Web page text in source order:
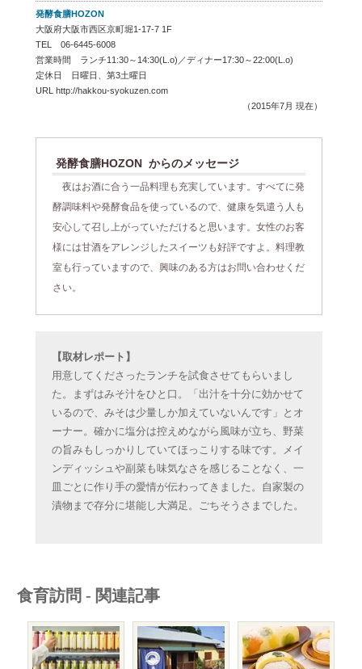
発酵食膳HOZON
大阪府大阪市西区京町堀1-17-7 1F
TEL 06-6445-6008
営業時間 ランチ11:30～14:30(L.o)／ディナー17:30～22:00(L.o)
定休日 日曜日、第3土曜日
URL http://hakkou-syokuzen.com
（2015年7月 現在）
発酵食膳HOZON からのメッセージ
夜はお酒に合う一品料理も充実しています。すべてに発
酵調味料や発酵食品を使っているので、健康を気遣う人も
安心して召し上がっていただけると思います。女性のお客
様には甘酒をアレンジしたスイーツも好評ですよ。料理教
室も行っていますので、興味のある方はお問い合わせくだ
さい。
【取材レポート】
用意してくださったランチを試食させてもらいまし
た。まずはみそ汁をひと口。「出汁を十分に効かせて
いるので、みそは少量しか加えていないんです」とオ
ーナー。確かに塩分は控えめながら風味が立ち、野菜
の旨みもしっかりしていてほっこりする味です。メイ
ンディッシュや副菜も味気なさを感じることなく、一
皿ごとに作り手の愛情が伝わってきました。自家製の
漬物まで存分に堪能し大満足。ごちそうさまでした。
食育訪問 - 関連記事